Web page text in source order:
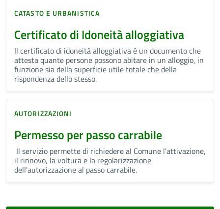
CATASTO E URBANISTICA
Certificato di Idoneità alloggiativa
Il certificato di idoneità alloggiativa è un documento che
attesta quante persone possono abitare in un alloggio, in
funzione sia della superficie utile totale che della
rispondenza dello stesso.
AUTORIZZAZIONI
Permesso per passo carrabile
Il servizio permette di richiedere al Comune l’attivazione,
il rinnovo, la voltura e la regolarizzazione
dell'autorizzazione al passo carrabile.